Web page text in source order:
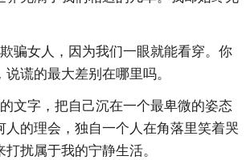
骗女人，因为我们一眼就能看穿。你
谎的最大差别在哪里吗。
文字，把自己沉在一个最卑微的姿态
人的理会，独自一个人在角落里笑着哭
扰属于我的宁静生活。